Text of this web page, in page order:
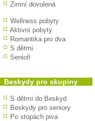
Zimní dovolená
Wellness pobyty
Aktivní pobyty
Romantika pro dva
S dětmi
Senioři
Beskydy pro skupiny
S dětmi do Beskyd
Beskydy pro seniory
Po stopách piva